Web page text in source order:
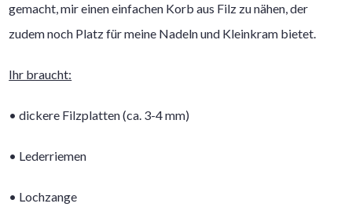
gemacht, mir einen einfachen Korb aus Filz zu nähen, der
zudem noch Platz für meine Nadeln und Kleinkram bietet.
Ihr braucht:
• dickere Filzplatten (ca. 3-4 mm)
• Lederriemen
• Lochzange